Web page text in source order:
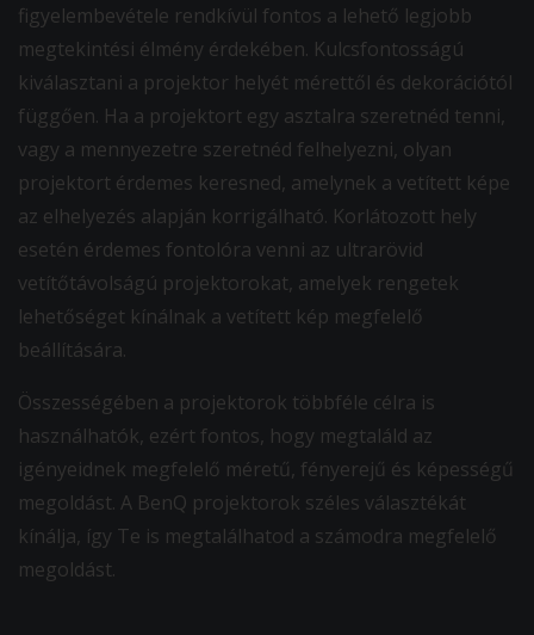
figyelembevétele rendkívül fontos a lehető legjobb
megtekintési élmény érdekében. Kulcsfontosságú
kiválasztani a projektor helyét mérettől és dekorációtól
függően. Ha a projektort egy asztalra szeretnéd tenni,
vagy a mennyezetre szeretnéd felhelyezni, olyan
projektort érdemes keresned, amelynek a vetített képe
az elhelyezés alapján korrigálható. Korlátozott hely
esetén érdemes fontolóra venni az ultrarövid
vetítőtávolságú projektorokat, amelyek rengetek
lehetőséget kínálnak a vetített kép megfelelő
beállítására.
Összességében a projektorok többféle célra is
használhatók, ezért fontos, hogy megtaláld az
igényeidnek megfelelő méretű, fényerejű és képességű
megoldást. A BenQ projektorok széles választékát
kínálja, így Te is megtalálhatod a számodra megfelelő
megoldást.